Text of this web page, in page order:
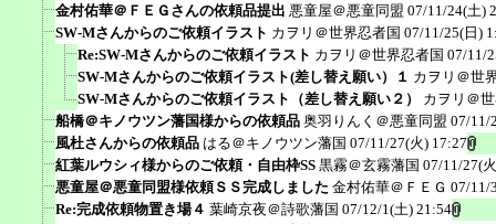
金村佑華＠ＦＥＧさんの依頼品提出 悪童屋＠悪童同盟 07/11/24(土)
SW-Mさんからのご依頼イラスト カヲリ＠世界忍者国 07/11/25(日)
Re:SW-Mさんからのご依頼イラスト カヲリ＠世界忍者国 07/11/
SW-Mさんからのご依頼イラスト(差し替え願い）１ カヲリ＠世
SW-Mさんからのご依頼イラスト（差し替え願い２）
カヲリ＠
船橋＠キノウツン藩国様からの依頼品 奥羽りんく＠悪童同盟 07/11/
風杜さんからの依頼品 はる＠キノウツン藩国 07/11/27(火) 17:27
紅葉ルウシィ様からのご依頼・自由枠SS 黒霧＠玄霧藩国 07/11/27(
悪童屋＠悪童同盟様依頼ＳＳ完成しました 金村佑華＠ＦＥＧ 07/11/
Re:完成依頼物置き場４ 葉崎京夜＠詩歌藩国 07/12/1(土) 21:54